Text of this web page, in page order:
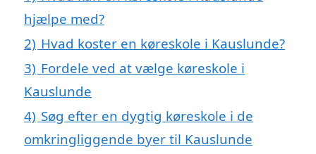
hjælpe med?
2) Hvad koster en køreskole i Kauslunde?
3) Fordele ved at vælge køreskole i
Kauslunde
4) Søg efter en dygtig køreskole i de
omkringliggende byer til Kauslunde